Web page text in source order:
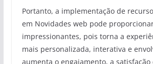
Portanto, a implementação de
em Novidades web pode
impressionantes, pois torna a
mais personalizada, interativa e
aumenta o engajamento, a satisfação